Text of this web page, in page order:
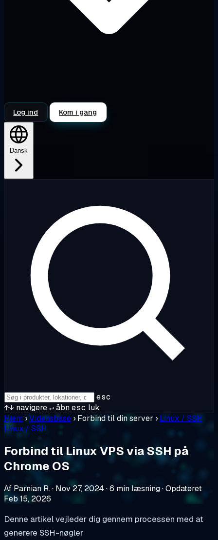
Log ind Kom i gang
Dansk
esc
↑↓ navigere↵åbnesc luk
Hjem ›Vidensbase › Forbind til din server › Linux / SSH
Linux / SSH
Forbind til Linux VPS via SSH på
Chrome OS
Af Parnian R.· Nov 27, 2024 ·6 min læsning·Opdateret
Feb 15, 2026
Denne artikel vejleder dig gennem processen med at
generere SSH-nøgler